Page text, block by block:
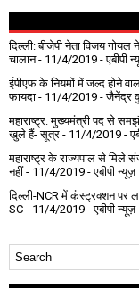
दिल्ली: बीजेपी नेता विजय
चालान- 11/4/2019 - एबीपी
ईपीएफ के नियमों में जल्द होने
फायदा - 11/4/2019 - जैनेंद्र
महाराष्ट्र: मुख्यमंत्री पद से
खुले हैं- सूत्र - 11/4/2019 -
महाराष्ट्र के राज्यपाल से मिले
नहीं- 11/4/2019 - एबीपी न्यूज़
दिल्ली-NCR में कंस्ट्रक्शन पर
SC - 11/4/2019 - एबीपी न्यूज़